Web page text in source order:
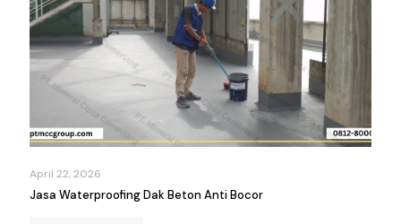
April 22, 2026
Jasa Waterproofing Dak Beton Anti Bocor